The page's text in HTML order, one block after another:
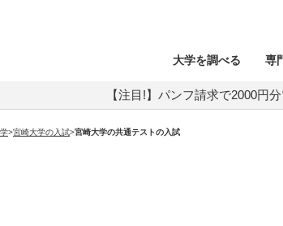
大学を調べる 専
【注目!】パンフ請求で2000円
>宮崎大学の入試>宮崎大学の共通テストの入試